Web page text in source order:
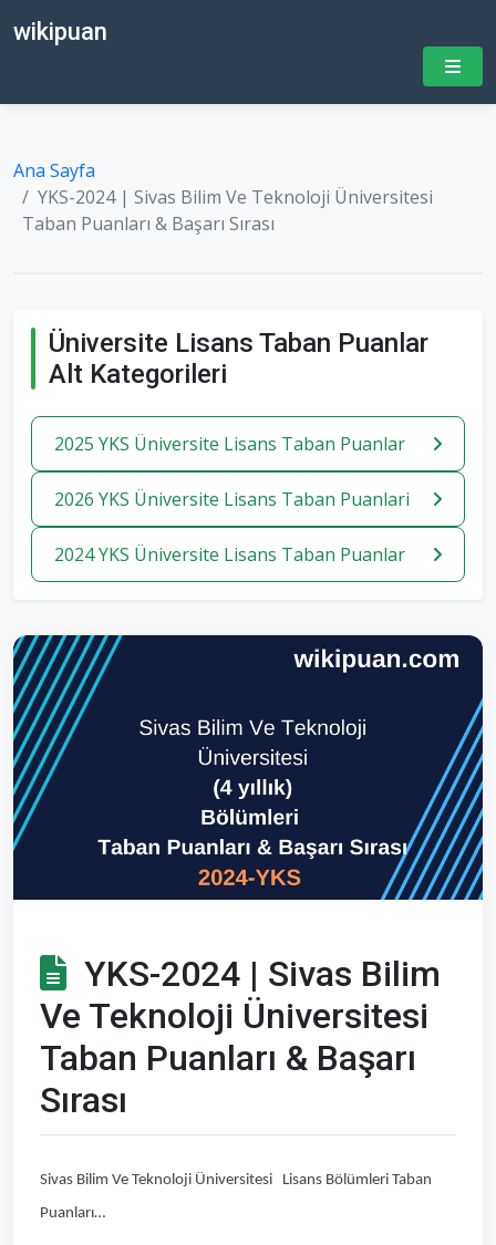
wikipuan
Ana Sayfa
YKS-2024 | Sivas Bilim Ve Teknoloji Üniversitesi
Taban Puanları & Başarı Sırası
Üniversite Lisans Taban Puanlar
Alt Kategorileri
2025 YKS Üniversite Lisans Taban Puanlar
2026 YKS Üniversite Lisans Taban Puanlari
2024 YKS Üniversite Lisans Taban Puanlar
YKS-2024 | Sivas Bilim
Ve Teknoloji Üniversitesi
Taban Puanları & Başarı
Sırası
Sivas Bilim Ve Teknoloji Üniversitesi Lisans Bölümleri Taban
Puanları…